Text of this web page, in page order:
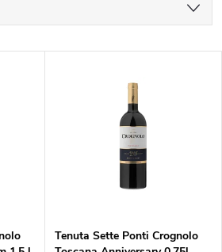
Tenuta Sette Ponti Crognolo